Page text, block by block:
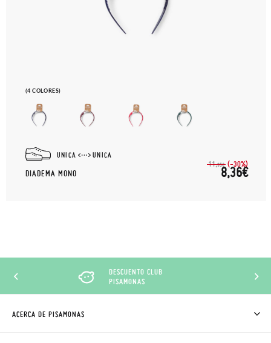
(4 COLORES)
UNICA UNICA
DIADEMA MONO
11,95€ (-30%)
8,36€
DESCUENTO CLUB
PISAMONAS
ACERCA DE PISAMONAS